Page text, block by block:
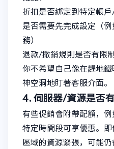
折扣是否綁定到特定帳
是否需要先完成設定（
務）
退款/撤銷規則是否有限
你不希望自己像在趕地
神空洞地盯著客服介面。
4. 伺服器/資源是否
有些促銷會附帶配額，
特定時間段可享優惠。
區域的資源緊張，可能仍